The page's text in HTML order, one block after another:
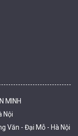
MINH
Nội
Văn - Đại Mỗ - Hà Nội